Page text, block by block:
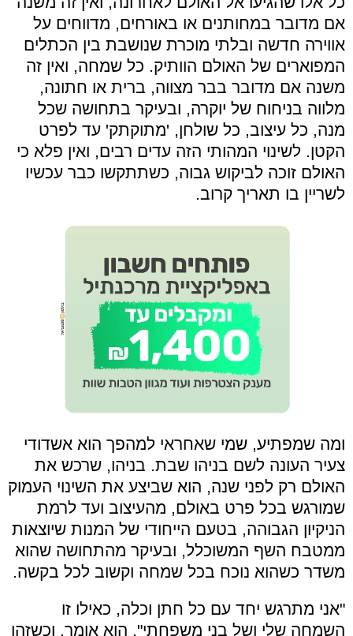
אם מדובר במחותנים או באורחים, מדווחים על
אווירה חדשה ובלתי מוכרת שנושבת בין הכתלים
המפוארים של האולם הוותיק. כל שמחה, ואין זה
משנה אם מדובר בבר מצווה, ברית או חתונה,
מלווה בניחוח של יוקרה, ובעיקר בתחושה שכל
מנה, כל עיצוב, כל שולחן, 'מתוקתק' עד לפרט
הקטן. לשינוי המהותי הזה עדים רבים, ואין פלא כי
האולם זוכה לביקוש גבוה, כשתתקשו כבר עכשיו
לשריין בו תאריך קרוב.
ומה שמפתיע, שמי שאחראי למהפך הוא אשדודי
צעיר העונה לשם בניהו שבת. בניהו, שרכש את
האולם רק לפני שנה, הוא שביצע את השינוי העמוק
שמורגש בכל פרט באולם, מהעיצוב ועד לרמת
הניקיון הגבוהה, בטעם הייחודי של המנות שיוצאות
ממטבח השף המשוכלל, ובעיקר מהתחושה שהוא
משדר כשהוא נוכח בכל שמחה וקשוב לכל בקשה.
"אני מתרגש יחד עם כל חתן וכלה, כאילו זו
השמחה שלי ושל בני משפחתי", הוא אומר, וכשזהו